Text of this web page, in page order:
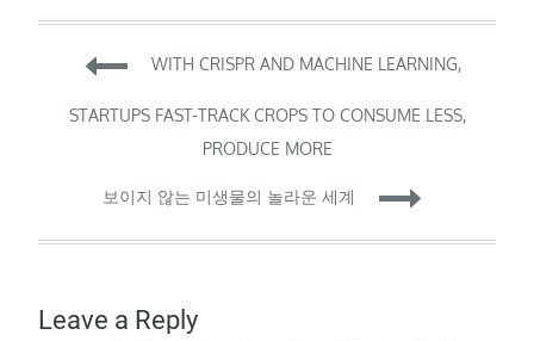
을 비롯한 올 한해 과학계
를 달군 10명의 과학자를
상징한다. 표지의 숫자 10
Post
navigation
WITH CRISPR AND MACHINE LEARNING,
STARTUPS FAST-TRACK CROPS TO CONSUME LESS,
PRODUCE MORE
보이지 않는 미생물의 놀라운 세계
Leave a Reply